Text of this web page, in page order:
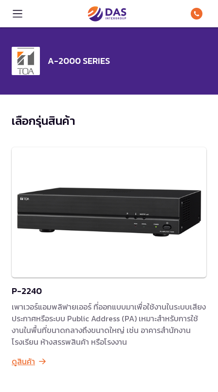
A-2000 SERIES
เลือกรุ่นสินค้า
P-2240
เพาเวอร์แอมพลิฟายเออร์ ที่ออกแบบมาเพื่อใช้งานในระบบเสียง
ประกาศหรือระบบ Public Address (PA) เหมาะสำหรับการใช้
งานในพื้นที่ขนาดกลางถึงขนาดใหญ่ เช่น อาคารสำนักงาน
โรงเรียน ห้างสรรพสินค้า หรือโรงงาน
ดูสินค้า